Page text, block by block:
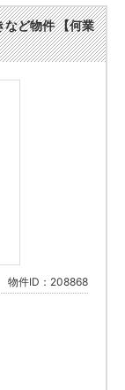
など物件 【何業
物件ID：208868